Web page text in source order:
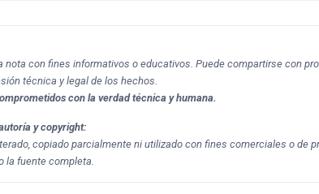
nota con fines informativos o educativos. Puede compartirse con
técnica y legal de los hechos.
con la verdad técnica y humana.
y copyright:
copiado parcialmente ni utilizado con fines comerciales o de
la fuente completa.